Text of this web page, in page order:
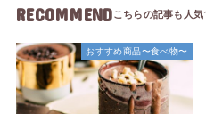
RECOMMEND
おすすめ商品〜食べ物〜